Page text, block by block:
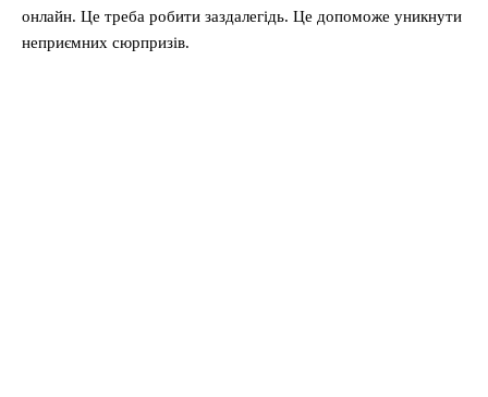
онлайн. Це треба робити заздалегідь. Це допоможе уникнути
неприємних сюрпризів.